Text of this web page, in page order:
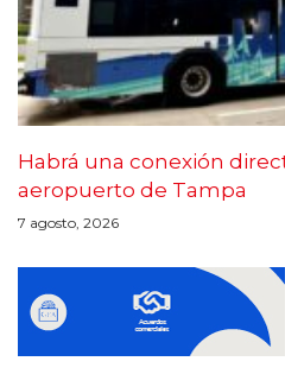
Habrá una conexión
aeropuerto de Tampa
7 agosto, 2026